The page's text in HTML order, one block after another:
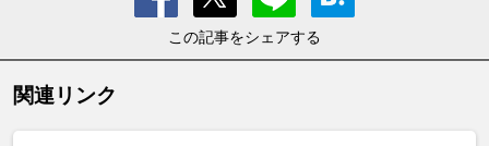
この記事をシェアする
関連リンク